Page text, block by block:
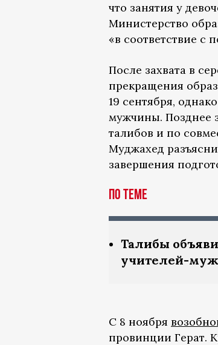
что занятия у
Министерство
«в соответствие с
После захвата в
прекращения
19 сентября,
мужчины. Позднее
талибов и по
Муджахед
завершения
По теме
Талибы
учителей-
С 8 ноября
провинции Герат.